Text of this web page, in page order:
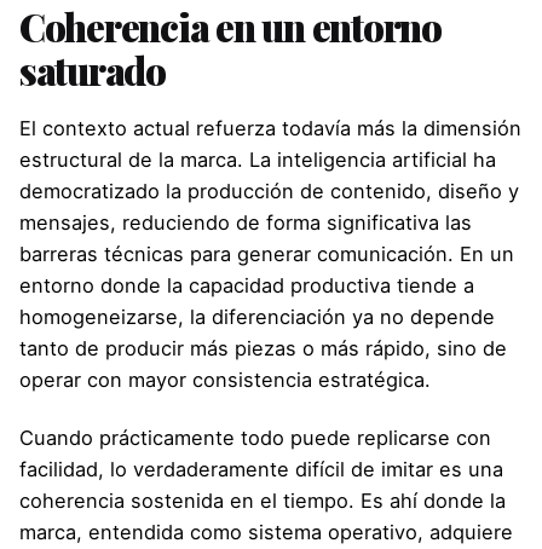
Coherencia en un entorno
saturado
El contexto actual refuerza todavía más la dimensión
estructural de la marca. La inteligencia artificial ha
democratizado la producción de contenido, diseño y
mensajes, reduciendo de forma significativa las
barreras técnicas para generar comunicación. En un
entorno donde la capacidad productiva tiende a
homogeneizarse, la diferenciación ya no depende
tanto de producir más piezas o más rápido, sino de
operar con mayor consistencia estratégica.
Cuando prácticamente todo puede replicarse con
facilidad, lo verdaderamente difícil de imitar es una
coherencia sostenida en el tiempo. Es ahí donde la
marca, entendida como sistema operativo, adquiere